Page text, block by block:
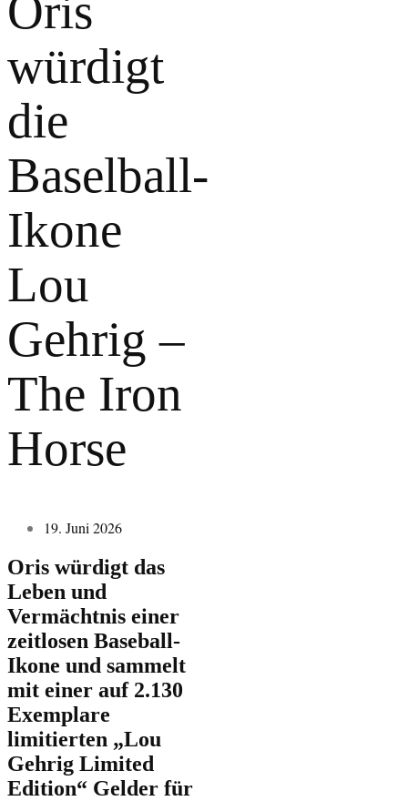
Oris
würdigt
die
Baselball-
Ikone
Lou
Gehrig –
The Iron
Horse
19. Juni 2026
Oris würdigt das
Leben und
Vermächtnis einer
zeitlosen Baseball-
Ikone und sammelt
mit einer auf 2.130
Exemplare
limitierten „Lou
Gehrig Limited
Edition“ Gelder für